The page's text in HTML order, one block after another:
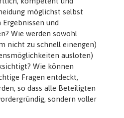
möglichst selbst
und
Wie werden sowohl
nicht zu schnell einengen)
ausloten)
Wie können
Fragen entdeckt,
so dass alle Beteiligten
sondern voller